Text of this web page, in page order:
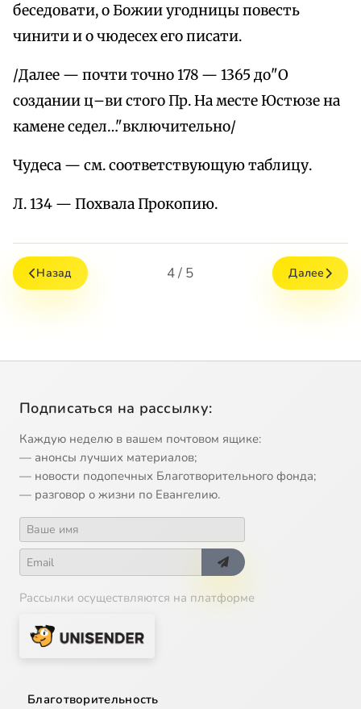
беседовати, о Божии угодницы повесть
чинити и о чюдесех его писати.
/Далее — почти точно 178 — 1365 до"О
создании ц–ви стого Пр. На месте Юстюзе на
камене седел…"включительно/
Чудеса — см. соответствующую таблицу.
Л. 134 — Похвала Прокопию.
Назад 4 / 5 Далее
Подписаться на рассылку:
Каждую неделю в вашем почтовом ящике:
— анонсы лучших материалов;
— новости подопечных Благотворительного фонда;
— разговор о жизни по Евангелию.
Рассылки осуществляются на платформе
Благотворительность